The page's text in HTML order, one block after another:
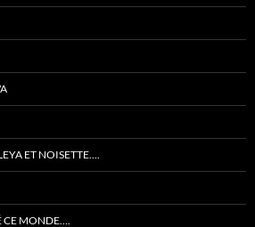
ET NOISETTE….
CE MONDE….